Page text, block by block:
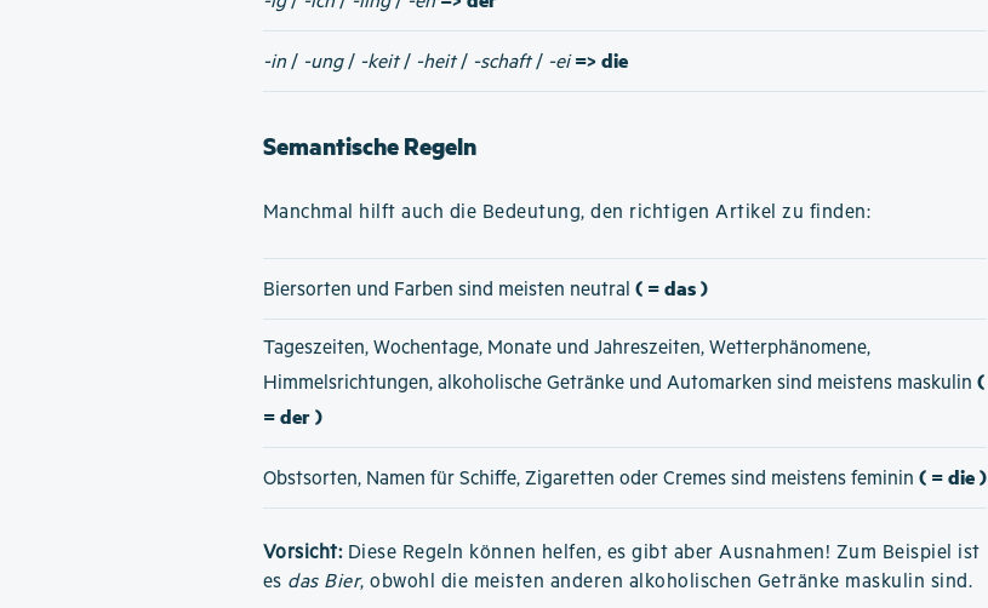
-in/ -ung/ -keit/ -heit/ -schaft/ -ei => die
Semantische Regeln
Manchmal hilft auch die Bedeutung, den richtigen Artikel zu finden:
Biersorten und Farben sind meisten neutral ( = das )
Tageszeiten, Wochentage, Monate und Jahreszeiten, Wetterphänomene,
Himmelsrichtungen, alkoholische Getränke und Automarken sind meistens maskulin (
= der )
Obstsorten, Namen für Schiffe, Zigaretten oder Cremes sind meistens feminin ( = die )
Vorsicht:Diese Regeln können helfen, es gibt aber Ausnahmen! Zum Beispiel ist
es das Bier, obwohl die meisten anderen alkoholischen Getränke maskulin sind.